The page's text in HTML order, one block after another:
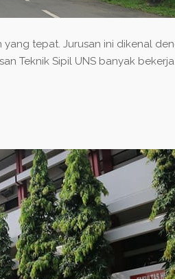
tepat. Jurusan ini dikenal
Teknik Sipil UNS banyak